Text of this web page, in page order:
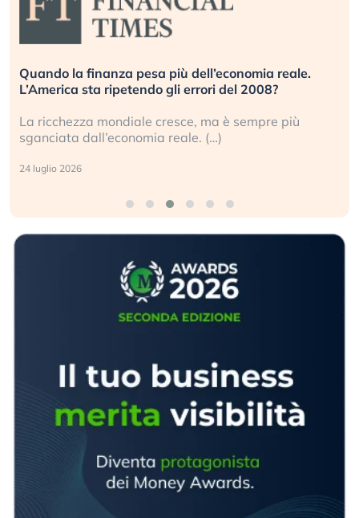
Quando la finanza pesa più dell’economia reale.
L’America sta ripetendo gli errori del 2008?
La ricchezza mondiale cresce, ma è sempre più
sganciata dall’economia reale. (…)
24 luglio 2026